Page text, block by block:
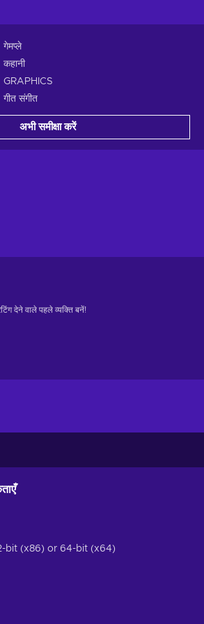
गेमप्ले
कहानी
GRAPHICS
गीत संगीत
अभी समीक्षा करें
देने वाले पहले व्यक्ति बनें!
bit (x86) or 64-bit (x64)